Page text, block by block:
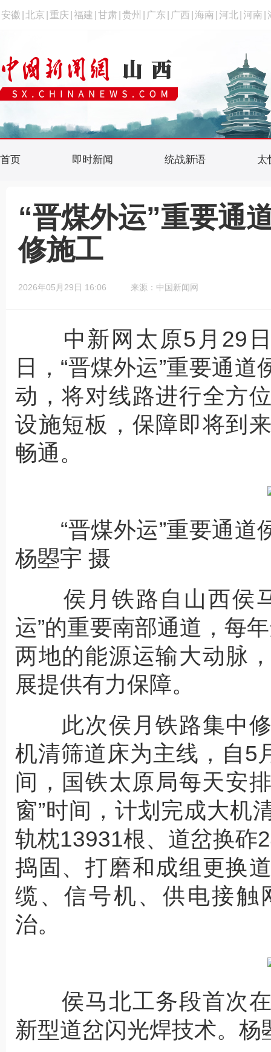
安徽 北京 重庆 福建 甘肃 贵州 广东 广西 海南 河北 河南
首页 即时新闻 统战新语 太
“晋煤外运”重要通
修施工
2026年05月29日 16:06 来源：中国新闻网
中新网太原5月29日
日，“晋煤外运”重要通
动，将对线路进行全方
设施短板，保障即将到
畅通。
“晋煤外运”重要通道
杨曌宇 摄
侯月铁路自山西侯马
运”的重要南部通道，每
两地的能源运输大动脉
展提供有力保障。
此次侯月铁路集中修
机清筛道床为主线，自5
间，国铁太原局每天安
窗”时间，计划完成大机
轨枕13931根、道岔换砟
捣固、打磨和成组更换
缆、信号机、供电接触
治。
侯马北工务段首次在
新型道岔闪光焊技术。杨